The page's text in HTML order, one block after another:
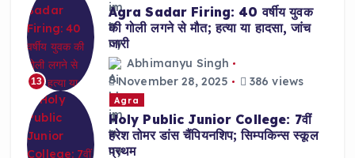
13
Agra Sadar Firing: 40 वर्षीय युवक
की गोली लगने से मौत; हत्या या हादसा, जांच
जारी
Abhimanyu Singh
November 28, 2025
386 views
Agra
Holy Public Junior College: 7वीं
हरेश तोमर डांस चैंपियनशिप; सिम्पकिन्स स्कूल
प्रथम